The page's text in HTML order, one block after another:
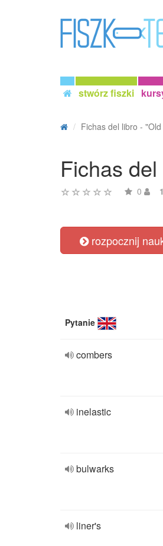
stwórz fiszki
Fichas del libro -
Fichas
0
rozpocznij
Pytanie
combers
inelastic
bulwarks
liner's